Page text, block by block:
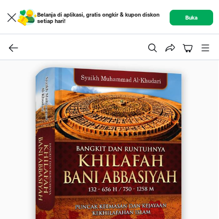
Belanja di aplikasi, gratis ongkir & kupon diskon
setiap hari!
Buka